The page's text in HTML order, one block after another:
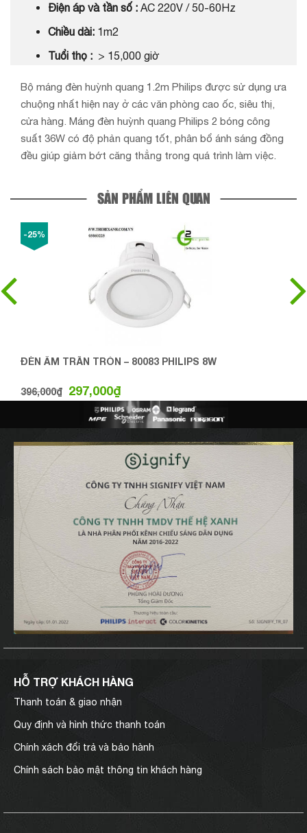
Điện áp và tần số : AC 220V / 50-60Hz
Chiều dài: 1m2
Tuổi thọ : > 15,000 giờ
Bộ máng đèn huỳnh quang 1.2m Philips được sử dụng ưa
chuộng nhất hiện nay ở các văn phòng cao ốc, siêu thị,
cửa hàng. Máng đèn huỳnh quang Philips 2 bóng công
suất 36W có độ phản quang tốt, phân bổ ánh sáng đồng
đều giúp giảm bớt căng thẳng trong quá trình làm việc.
SẢN PHẨM LIÊN QUAN
-25%
ĐÈN ÂM TRẦN TRÒN – 80083 PHILIPS 8W
396,000₫ 297,000₫
HỖ TRỢ KHÁCH HÀNG
Thanh toán & giao nhận
Quy định và hình thức thanh toán
Chính xách đổi trả và bảo hành
Chính sách bảo mật thông tin khách hàng